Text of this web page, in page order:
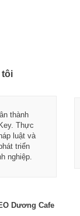
tôi
thành
Thực
luật và
triển
nghiệp.
Dương Cafe